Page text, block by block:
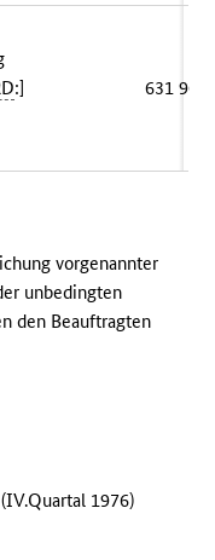
:]
631 968
vorgenannter
unbedingten
den Beauftragten
1976)